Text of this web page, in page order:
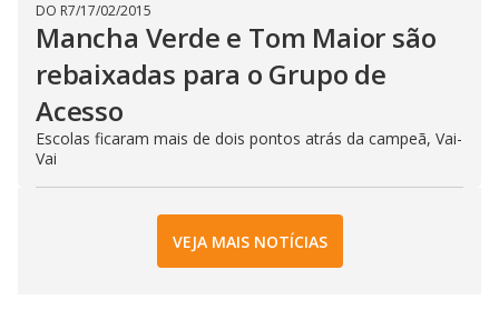
DO R7/17/02/2015
Mancha Verde e Tom Maior são
rebaixadas para o Grupo de
Acesso
Escolas ficaram mais de dois pontos atrás da campeã, Vai-
Vai
VEJA MAIS NOTÍCIAS